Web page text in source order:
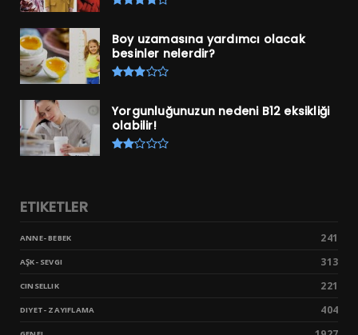
Boy uzamasına yardımcı olacak
besinler nelerdir?
Yorgunluğunuzun nedeni B12 eksikliği
olabilir!
ETIKETLER
ANNE- BEBEK 241
AŞK- SEVGI 313
CINSELLIK 221
DIYET- ZAYIFLAMA 404